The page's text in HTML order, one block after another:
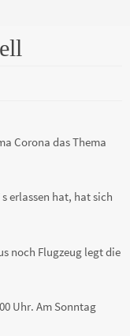
Corona das Thema
erlassen hat, hat sich
noch Flugzeug legt die
Uhr. Am Sonntag